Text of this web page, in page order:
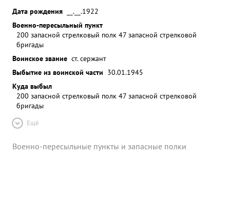
Дата рождения
__.__.1922
Военно-пересыльный пункт
200 запасной стрелковый полк 47 запасной стрелковой
бригады
Воинское звание ст. сержант
Выбытие из воинской части 30.01.1945
Куда выбыл
200 запасной стрелковый полк 47 запасной стрелковой
бригады
Ещё
Военно-пересыльные пункты и запасные полки